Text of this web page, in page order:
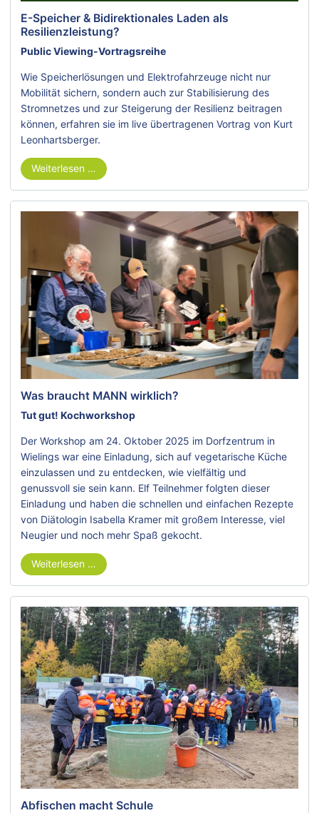
E-Speicher & Bidirektionales Laden als
Resilienzleistung?
Public Viewing-Vortragsreihe
Wie Speicherlösungen und Elektrofahrzeuge nicht nur
Mobilität sichern, sondern auch zur Stabilisierung des
Stromnetzes und zur Steigerung der Resilienz beitragen
können, erfahren sie im live übertragenen Vortrag von Kurt
Leonhartsberger.
Weiterlesen …
Was braucht MANN wirklich?
Tut gut! Kochworkshop
Der Workshop am 24. Oktober 2025 im Dorfzentrum in
Wielings war eine Einladung, sich auf vegetarische Küche
einzulassen und zu entdecken, wie vielfältig und
genussvoll sie sein kann. Elf Teilnehmer folgten dieser
Einladung und haben die schnellen und einfachen Rezepte
von Diätologin Isabella Kramer mit großem Interesse, viel
Neugier und noch mehr Spaß gekocht.
Weiterlesen …
Abfischen macht Schule